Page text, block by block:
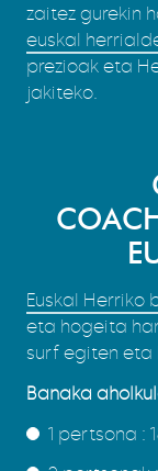
zaitez gurekin
euskal
prezioak eta
jakiteko.
Euskal Herriko
eta hogeita
surf egiten eta
Banaka
1 pertsona :